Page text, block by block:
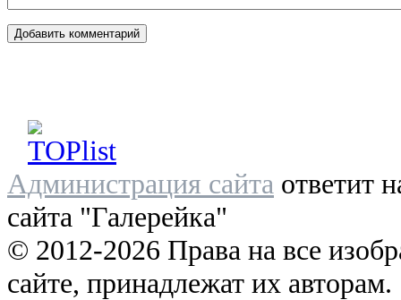
Администрация сайта ответит
сайта "Галерейка"
© 2012-2026 Права на все
сайте, принадлежат их авторам.